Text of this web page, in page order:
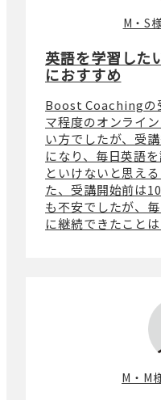
英語を学習した
におすすめ
M・S
Boost Coachingの
マ程度のオンライ
い方でしたが、受
になり、毎日英語
といけないと思え
た、受講開始前は
も不安でしたが、
に継続できたこと
M・M